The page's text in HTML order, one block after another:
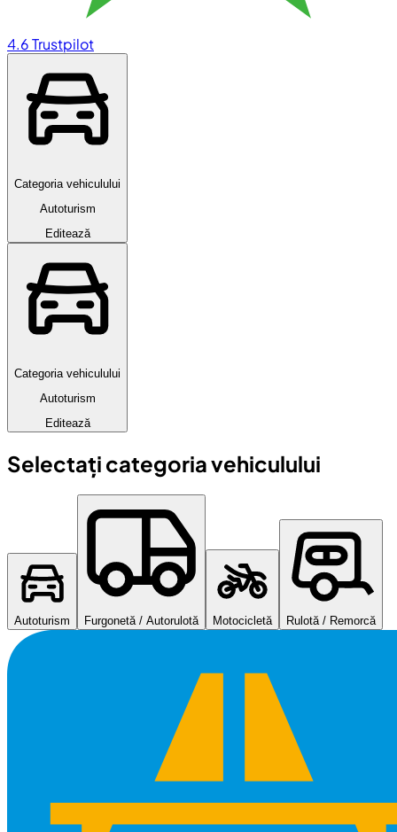
4.6Trustpilot
Categoria vehiculului
Autoturism
Editează
Categoria vehiculului
Autoturism
Editează
Selectați categoria vehiculului
Autoturism Furgonetă / Autorulotă Motocicletă Rulotă / Remorcă